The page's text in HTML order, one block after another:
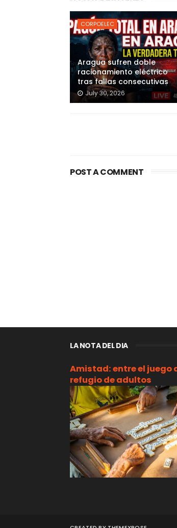
CORPOELEC
Aragua sufren doble
racionamiento eléctrico
tras fallas consecutivas
July 30, 2026
POST A COMMENT
LA NOTA DEL DIA
Amistad: entre el juego
refugio de adultos